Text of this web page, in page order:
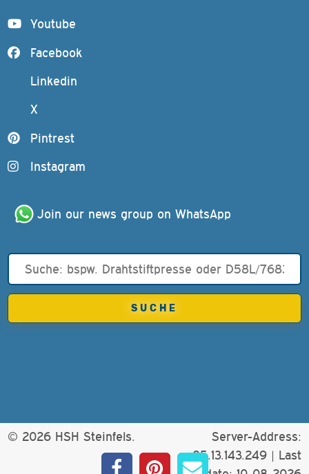
Youtube
Facebook
Linkedin
X
Pintrest
Instagram
Join our news group on WhatsApp
© 2026 HSH Steinfels.
Server-Address:
85.13.143.249 | Last